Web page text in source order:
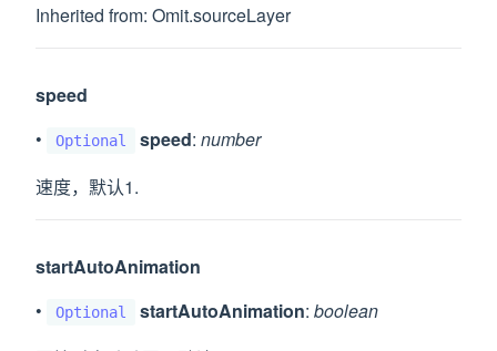
Inherited from: Omit.sourceLayer
speed
•
Optional speed: number
速度，默认1.
startAutoAnimation
•
Optional startAutoAnimation: boolean